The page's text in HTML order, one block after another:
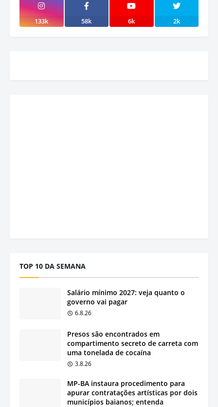
133k 58k 6k 2k
TOP 10 DA SEMANA
Salário mínimo 2027: veja quanto o
governo vai pagar
6.8.26
Presos são encontrados em
compartimento secreto de carreta com
uma tonelada de cocaína
3.8.26
MP-BA instaura procedimento para
apurar contratações artísticas por dois
municípios baianos; entenda